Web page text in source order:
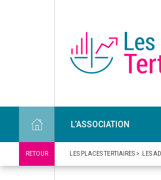
L’ASSOCIATION
RETOUR LES PLACES TERTIAIRES > LES